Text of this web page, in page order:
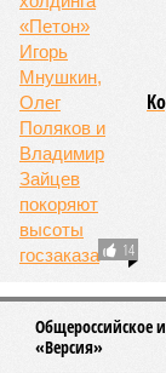
прочего в
Франции, тому
Есть в перечне
смертоносная.
извержения», о
явлениях, когда
внезапно
удушающее
людей и
погибли из-за
близлежащие